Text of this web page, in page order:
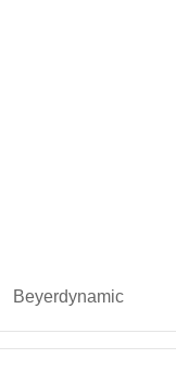
Beyerdynamic